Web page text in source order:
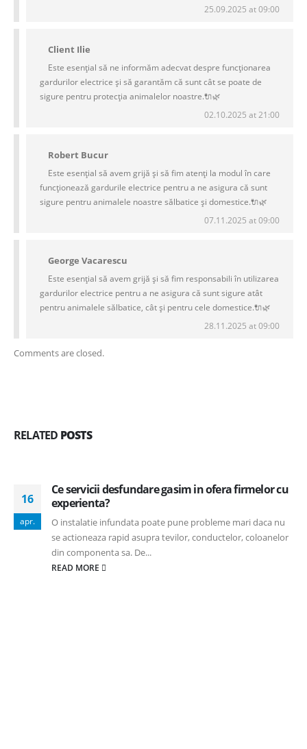
25.09.2025 at 09:00
Client Ilie
Este esențial să ne informăm adecvat despre funcționarea
gardurilor electrice și să garantăm că sunt cât se poate de
sigure pentru protecția animalelor noastre.🔌🌿
02.10.2025 at 21:00
Robert Bucur
Este esențial să avem grijă și să fim atenți la modul în care
funcționează gardurile electrice pentru a ne asigura că sunt
sigure pentru animalele noastre sălbatice și domestice.🔌🌿
07.11.2025 at 09:00
George Vacarescu
Este esențial să avem grijă și să fim responsabili în utilizarea
gardurilor electrice pentru a ne asigura că sunt sigure atât
pentru animalele sălbatice, cât și pentru cele domestice.🔌🌿
28.11.2025 at 09:00
Comments are closed.
RELATED POSTS
16
apr.
Ce servicii desfundare gasim in ofera firmelor cu
experienta?
O instalatie infundata poate pune probleme mari daca nu
se actioneaza rapid asupra tevilor, conductelor, coloanelor
din componenta sa. De...
READ MORE